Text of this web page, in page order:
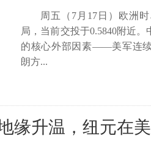
周五（7月17日）欧洲
局，当前交投于0.5840附近
的核心外部因素——美军连
朗方...
缘升温，纽元在